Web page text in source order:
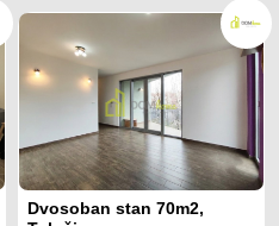
Dvosoban stan 70m2,